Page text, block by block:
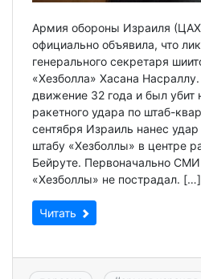
Армия обороны Израиля
официально объявила, что
генерального секретаря
«Хезболла» Хасана
движение 32 года и был убит
ракетного удара по штаб-
сентября Израиль нанес
штабу «Хезболлы» в центре
Бейруте. Первоначально СМИ
«Хезболлы» не пострадал. […]
Читать